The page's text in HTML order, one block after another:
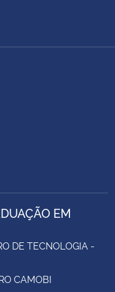
EM
DE TECNOLOGIA -
CAMOBI